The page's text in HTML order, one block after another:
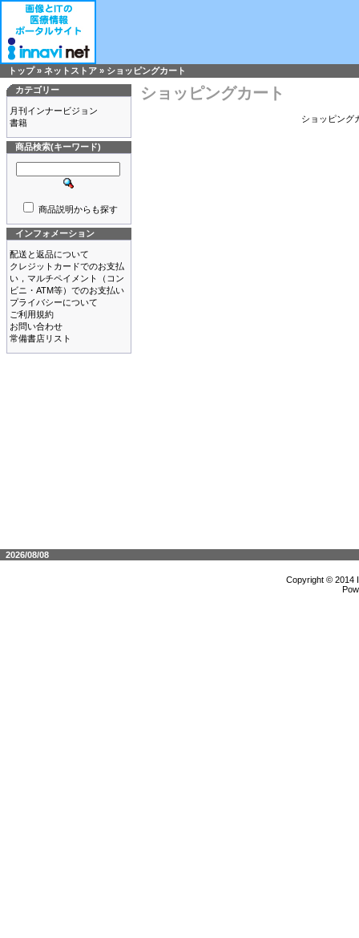
トップ» ネットストア » ショッピングカート
カテゴリー
月刊インナービジョン
書籍
商品検索(キーワード)
商品説明からも探す
インフォメーション
配送と返品について
クレジットカードでのお支払
い，マルチペイメント（コン
ビニ・ATM等）でのお支払い
プライバシーについて
ご利用規約
お問い合わせ
常備書店リスト
ショッピングカート
ショッピング
2026/08/08
Copyright © 2014